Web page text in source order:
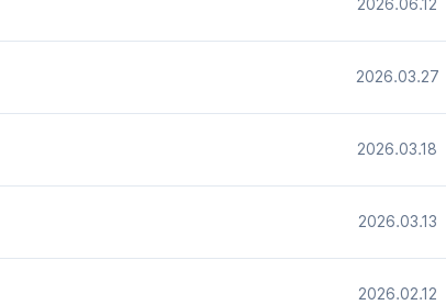
2026.06.12
2026.03.27
2026.03.18
2026.03.13
2026.02.12